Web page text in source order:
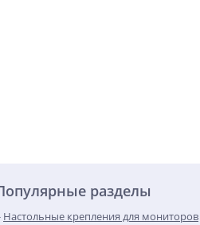
разделы
Настольные крепления для мониторов